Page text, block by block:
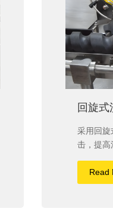
回旋式
采用回旋
击，提高
Read